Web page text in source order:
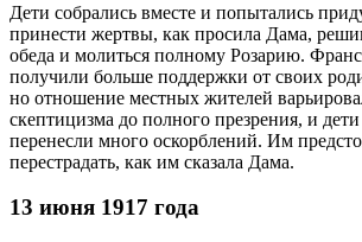
Дети собрались вместе и попытались
принести жертвы, как просила Дама,
обеда и молиться полному Розарию.
получили больше поддержки от своих
но отношение местных жителей
скептицизма до полного презрения, и
перенесли много оскорблений. Им
перестрадать, как им сказала Дама.
13 июня 1917 года